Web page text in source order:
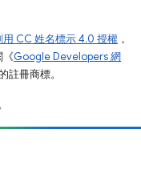
用 CC 姓名標示 4.0 授權 ，
《Google Developers 網
冊商標。